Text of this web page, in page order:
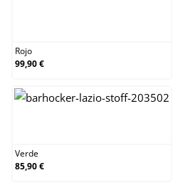
Rojo
99,90 €
Verde
85,90 €